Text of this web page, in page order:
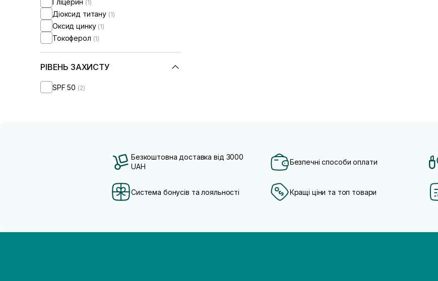
(1)
Діоксид титану (1)
Оксид цинку (1)
Токоферол (1)
РІВЕНЬ ЗАХИСТУ
SPF 50 (2)
Безкоштовна доставка від 3000
UAH
Безпечні способи оплати
Система бонусів та лояльності Кращі ціни та топ товари